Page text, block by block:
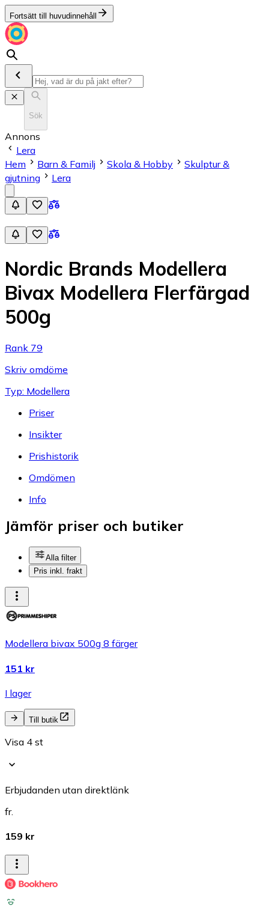
Fortsätt till huvudinnehåll
Sök
Annons
Lera
Hem
Barn & Familj Skola & Hobby
Skulptur &
gjutning
Lera
Nordic Brands Modellera
Bivax Modellera Flerfärgad
500g
Rank 79
Skriv omdöme
Typ: Modellera
Priser
Insikter
Prishistorik
Omdömen
Info
Jämför priser och butiker
Alla filter
Pris inkl. frakt
Modellera bivax 500g 8 färger
151 kr
I lager
Till butik
Visa 4 st
Erbjudanden utan direktlänk
fr.
159 kr